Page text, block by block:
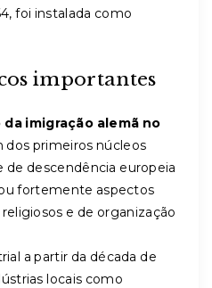
foi instalada como
importantes
da imigração alemã no
dos primeiros núcleos
descendência europeia
fortemente aspectos
e de organização
a partir da década de
locais como